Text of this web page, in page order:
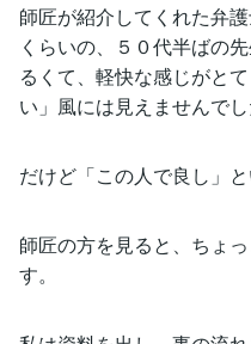
師匠が紹介してくれた弁
くらいの、５０代半ばの
るくて、軽快な感じがと
い」風には見えませんでし
だけど「この人で良し」
師匠の方を見ると、ちょ
す。